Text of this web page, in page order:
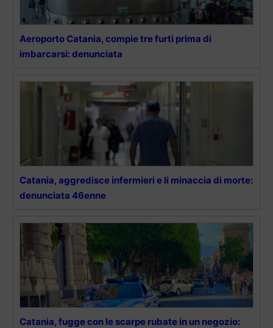
Aeroporto Catania, compie tre furti prima di
imbarcarsi: denunciata
Catania, aggredisce infermieri e li minaccia di morte:
denunciata 46enne
Catania, fugge con le scarpe rubate in un negozio: